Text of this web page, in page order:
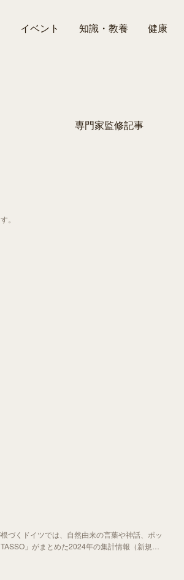
イベント 知識・教養 健康
専門家監修記事
。
づくドイツでは、自然由来の言葉や神話、ポッ
」がまとめた2024年の集計情報（新規登